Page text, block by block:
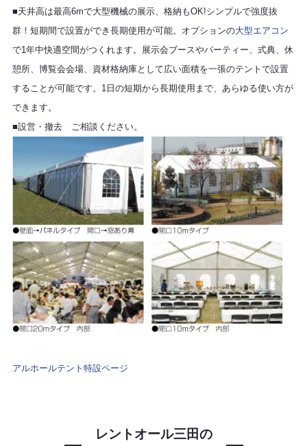
■天井高は最高6mで大型機械の展示、格納もOK!シンプルで強度抜
群！短期間で設置ができ長期使用が可能。オプションの大型エアコン
で1年中快適空間がつくれます。展示会ブースやパーティー、式典、休
憩所、博覧会会場、資材格納庫として広い面積を一張のテントで設置
することが可能です。1日の短期から長期使用まで、あらゆる使い方が
できます。
■設営・撤去 ご相談ください。
アルホールテント特設ページ
レントオール三田の